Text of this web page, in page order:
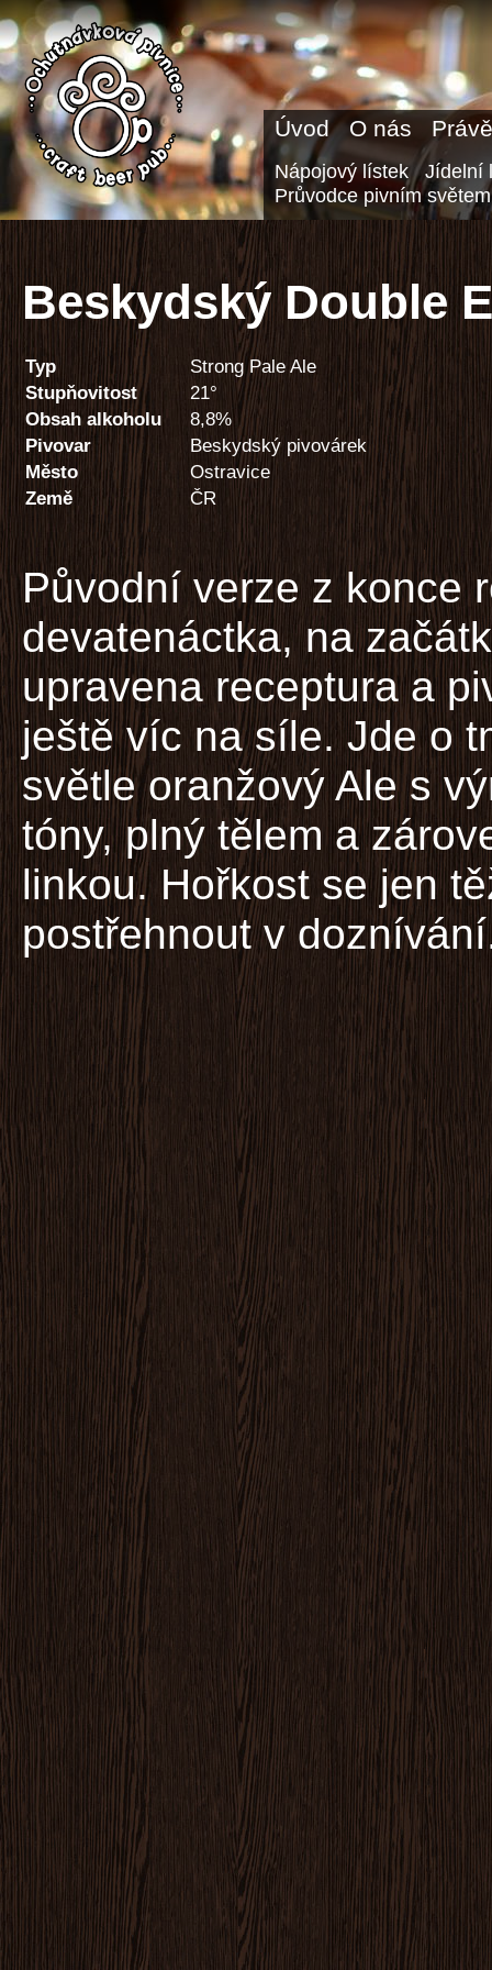
Úvod O nás
Nápojový lístek
Jídelní
Průvodce pivním světem
Beskydský Double
Typ
Strong Pale Ale
Stupňovitost
21°
Obsah alkoholu
8,8%
Pivovar
Beskydský pivovárek
Město
Ostravice
Země
ČR
Původní verze z konce
devatenáctka, na
upravena receptura a
ještě víc na síle. Jde o
světle oranžový Ale s
tóny, plný tělem a
linkou. Hořkost se jen
postřehnout v